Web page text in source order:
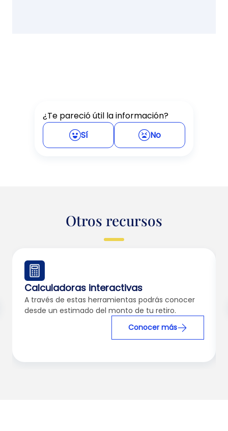
¿Te pareció útil la información?
Sí
No
Otros recursos
Calculadoras interactivas
A través de estas herramientas podrás conocer
desde un estimado del monto de tu retiro.
Conocer más